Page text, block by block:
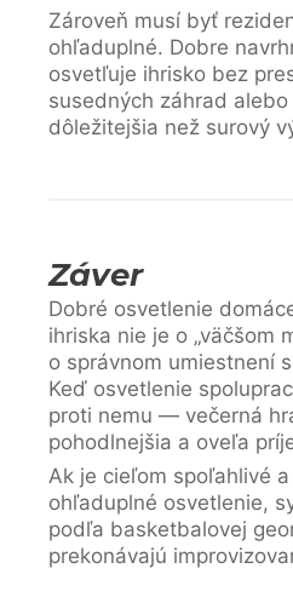
Zároveň musí byť
ohľaduplné. Dobre
osvetľuje ihrisko bez
susedných záhrad
dôležitejšia než surový
Záver
Dobré osvetlenie
ihriska nie je o „väčšom
o správnom umiestnení
Keď osvetlenie
proti nemu — večerná
pohodlnejšia a oveľa
Ak je cieľom spoľahlivé
ohľaduplné osvetlenie,
podľa basketbalovej
prekonávajú